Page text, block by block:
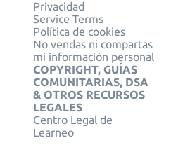
Privacidad
Service Terms
Política de cookies
No vendas ni compartas
mi información personal
COPYRIGHT, GUÍAS
COMUNITARIAS, DSA
& OTROS RECURSOS
LEGALES
Centro Legal de
Learneo